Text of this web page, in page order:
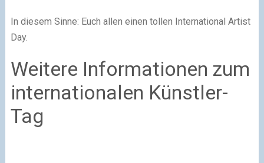
In diesem Sinne: Euch allen einen tollen International Artist
Day.
Weitere Informationen zum
internationalen Künstler-
Tag